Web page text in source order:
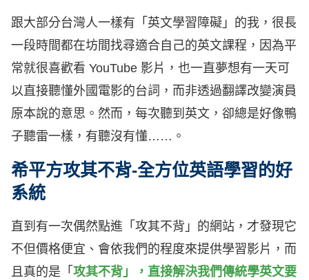
跟大部分台灣人一樣有「英文學習障礙」的我，很長
一段時間都在坊間找尋適合自己的英文課程，因為平
常就很喜歡看 YouTube 影片，也一直夢想有一天可
以直接聽懂外國電影的台詞，而非透過翻譯改變演員
原本說的意思。然而，每次聽到英文，卻總是好像鴨
子聽雷一樣，有聽沒有懂……。
希平方攻其不背-全方位英語學習的好
系統
直到有一次偶然點進「攻其不背」的網站，才發現它
不但價格便宜、會依我們的程度來提供學習影片，而
且真的是「 攻其不背」，直接解決我們傳統學英文要